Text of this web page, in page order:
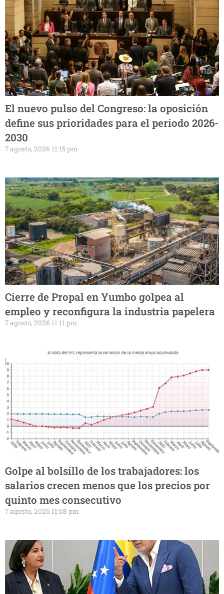
El nuevo pulso del Congreso: la oposición
define sus prioridades para el periodo 2026-
2030
7 agosto, 2026 11:15 pm
Cierre de Propal en Yumbo golpea al
empleo y reconfigura la industria papelera
7 agosto, 2026 11:11 pm
Golpe al bolsillo de los trabajadores: los
salarios crecen menos que los precios por
quinto mes consecutivo
7 agosto, 2026 11:08 pm